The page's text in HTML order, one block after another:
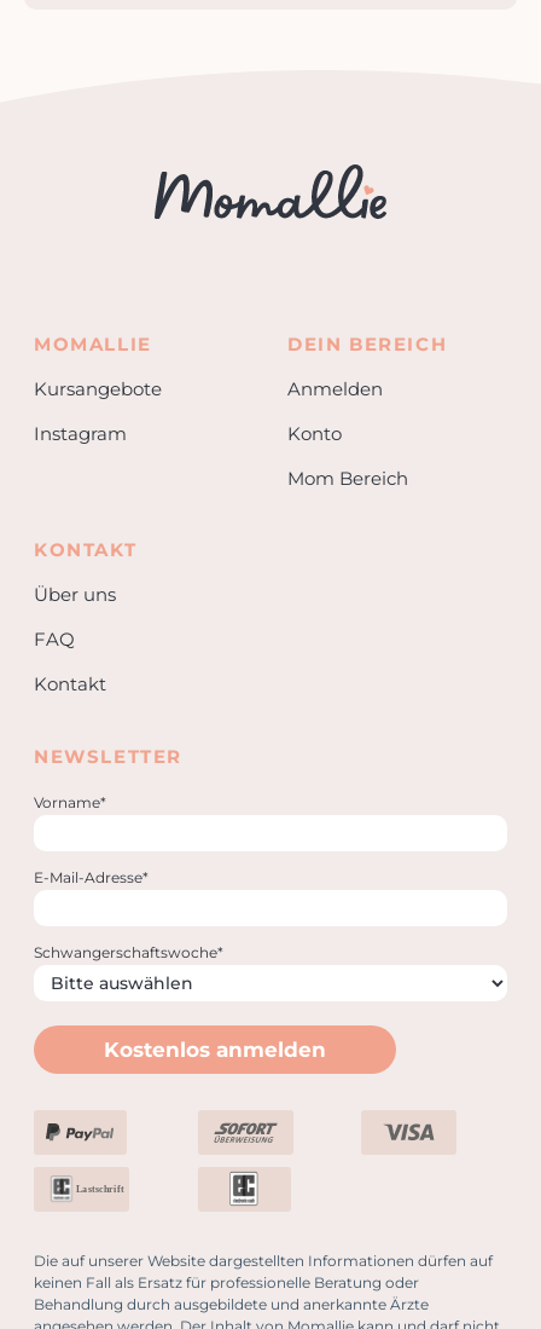
MOMALLIE
Kursangebote
Instagram
DEIN BEREICH
Anmelden
Konto
Mom Bereich
KONTAKT
Über uns
FAQ
Kontakt
NEWSLETTER
Vorname*
E-Mail-Adresse*
Schwangerschaftswoche*
Kostenlos anmelden
Lastschrift
Die auf unserer Website dargestellten Informationen dürfen auf
keinen Fall als Ersatz für professionelle Beratung oder
Behandlung durch ausgebildete und anerkannte Ärzte